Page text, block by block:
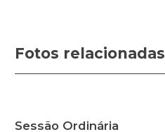
Fotos relacionadas
Sessão Ordinária